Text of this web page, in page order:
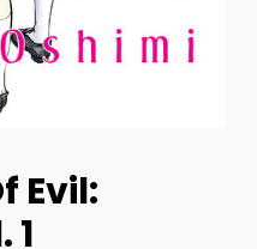
Evil:
1